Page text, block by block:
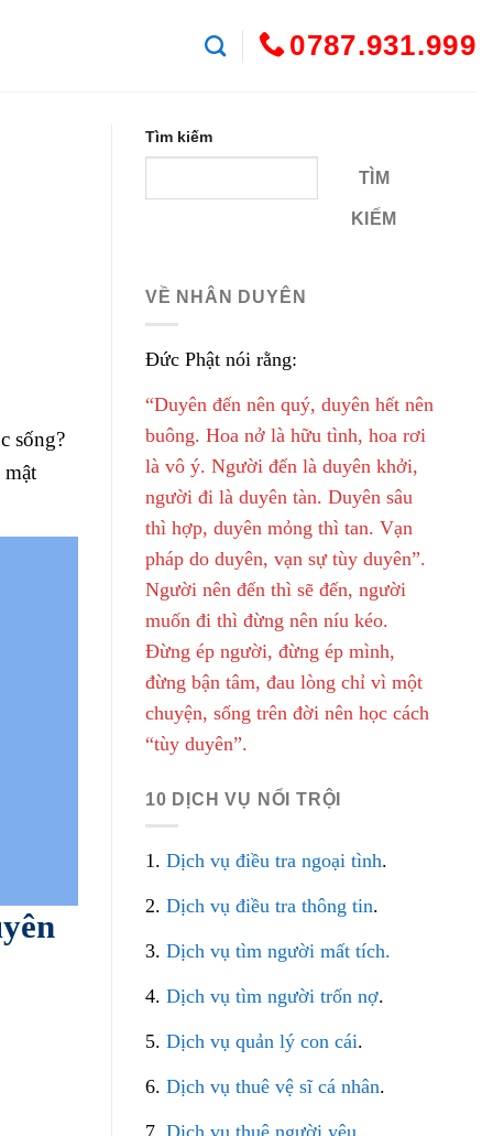
0787.931.999
sống?
Tìm kiếm
TÌM
KIẾM
VỀ NHÂN DUYÊN
Đức Phật nói rằng:
“Duyên đến nên quý, duyên hết nên
buông. Hoa nở là hữu tình, hoa rơi
là vô ý. Người đến là duyên khởi,
người đi là duyên tàn. Duyên sâu
thì hợp, duyên mỏng thì tan. Vạn
pháp do duyên, vạn sự tùy duyên”.
Người nên đến thì sẽ đến, người
muốn đi thì đừng nên níu kéo.
Đừng ép người, đừng ép mình,
đừng bận tâm, đau lòng chỉ vì một
chuyện, sống trên đời nên học cách
“tùy duyên”.
10 DỊCH VỤ NỔI TRỘI
1. Dịch vụ điều tra ngoại tình.
2. Dịch vụ điều tra thông tin.
3. Dịch vụ tìm người mất tích.
4. Dịch vụ tìm người trốn nợ.
5. Dịch vụ quản lý con cái.
6. Dịch vụ thuê vệ sĩ cá nhân.